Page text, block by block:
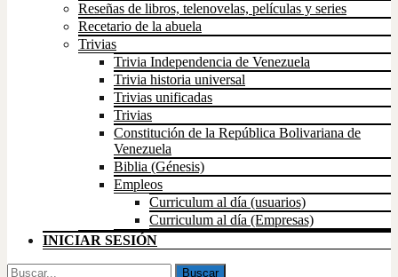
Reseñas de libros, telenovelas, películas y series
Recetario de la abuela
Trivias
Trivia Independencia de Venezuela
Trivia historia universal
Trivias unificadas
Trivias
Constitución de la República Bolivariana de
Venezuela
Biblia (Génesis)
Empleos
Curriculum al día (usuarios)
Curriculum al día (Empresas)
INICIAR SESIÓN
Buscar